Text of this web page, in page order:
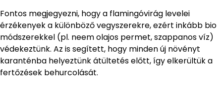
Fontos megjegyezni, hogy a flamingóvirág levelei
érzékenyek a különböző vegyszerekre, ezért inkább bio
módszerekkel (pl. neem olajos permet, szappanos víz)
védekeztünk. Az is segített, hogy minden új növényt
karanténba helyeztünk átültetés előtt, így elkerültük a
fertőzések behurcolását.